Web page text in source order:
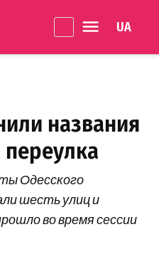
названия
Одесского
шесть улиц и
во время сессии